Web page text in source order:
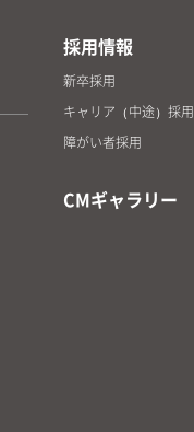
採用情報
新卒採用
キャリア（中途）採用
障がい者採用
CMギャラリー